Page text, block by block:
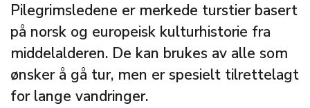
Pilegrimsledene er merkede turstier basert
på norsk og europeisk kulturhistorie fra
middelalderen. De kan brukes av alle som
ønsker å gå tur, men er spesielt tilrettelagt
for lange vandringer.